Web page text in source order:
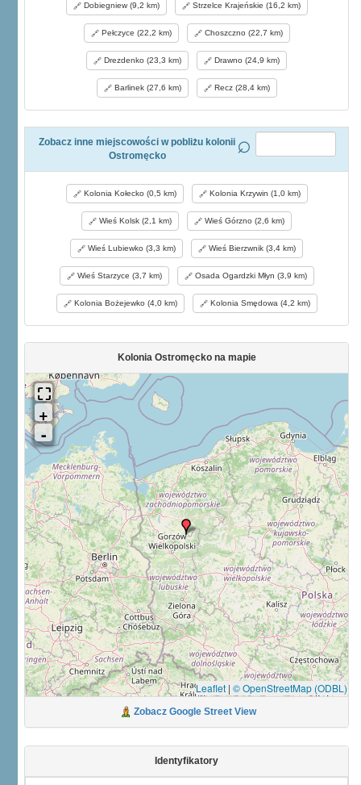
Dobiegniew (9,2 km) Strzelce Krajeńskie (16,2 km)
Pełczyce (22,2 km) Choszczno (22,7 km)
Drezdenko (23,3 km) Drawno (24,9 km)
Barlinek (27,6 km) Recz (28,4 km)
Zobacz inne miejscowości w pobliżu kolonii
Ostromęcko
Kolonia Kołecko (0,5 km) Kolonia Krzywin (1,0 km)
Wieś Kolsk (2,1 km) Wieś Górzno (2,6 km)
Wieś Lubiewko (3,3 km) Wieś Bierzwnik (3,4 km)
Wieś Starzyce (3,7 km) Osada Ogardzki Młyn (3,9 km)
Kolonia Bożejewko (4,0 km) Kolonia Smędowa (4,2 km)
Kolonia Ostromęcko na mapie
Leaflet | © OpenStreetMap (ODBL)
Zobacz Google Street View
Identyfikatory